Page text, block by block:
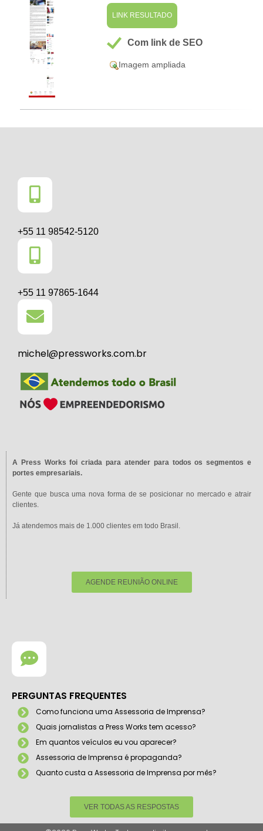
LINK RESULTADO
Com link de SEO
Imagem ampliada
+55 11 98542-5120
+55 11 97865-1644
michel@pressworks.com.br
A Press Works foi criada para atender para todos os segmentos e
portes empresariais.
Gente que busca uma nova forma de se posicionar no mercado e atrair
clientes.
Já atendemos mais de 1.000 clientes em todo Brasil.
AGENDE REUNIÃO ONLINE
PERGUNTAS FREQUENTES
Como funciona uma Assessoria de Imprensa?
Quais jornalistas a Press Works tem acesso?
Em quantos veículos eu vou aparecer?
Assessoria de Imprensa é propaganda?
Quanto custa a Assessoria de Imprensa por mês?
VER TODAS AS RESPOSTAS